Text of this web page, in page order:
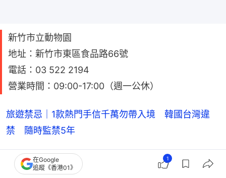
新竹市立動物園
地址：新竹市東區食品路66號
電話：03 522 2194
營業時間：09:00-17:00（週一公休）
旅遊禁忌｜1款熱門手信千萬勿帶入境 韓國台灣違
禁 隨時監禁5年
3. 六福村動物王國
在Google
追蹤《香港01》
1